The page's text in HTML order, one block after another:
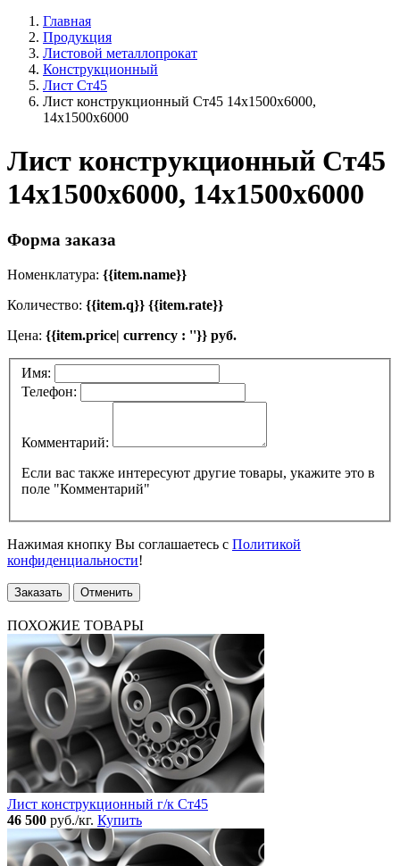
Главная
Продукция
Листовой металлопрокат
Конструкционный
Лист Ст45
Лист конструкционный Ст45 14х1500х6000,
14х1500х6000
Лист конструкционный Ст45
14х1500х6000, 14х1500х6000
Форма заказа
Номенклатура: {{item.name}}
Количество: {{item.q}} {{item.rate}}
Цена: {{item.price| currency : ''}} руб.
Имя:
Телефон:
Комментарий:
Если вас также интересуют другие товары, укажите это в
поле "Комментарий"
Нажимая кнопку Вы соглашаетесь с Политикой
конфиденциальности!
Заказать Отменить
ПОХОЖИЕ ТОВАРЫ
Лист конструкционный г/к Ст45
46 500 руб./кг. Купить